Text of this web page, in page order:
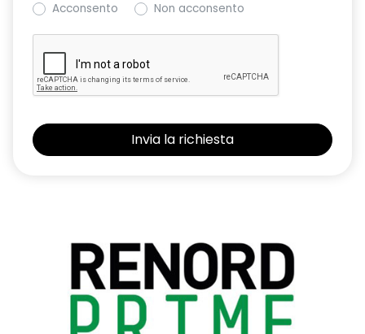
Acconsento
Non acconsento